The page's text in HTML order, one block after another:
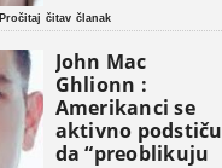
Pročitaj čitav članak
John Mac
Ghlionn :
Amerikanci se
aktivno podstiču
da “preoblikuju